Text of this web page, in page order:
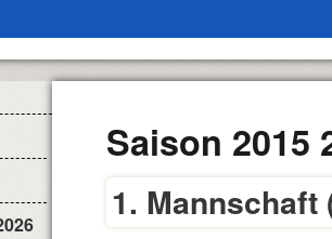
Saison 2015
1. Mannschaft